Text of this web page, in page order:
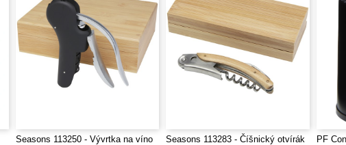
Seasons 113250 - Vývrtka na víno
Seasons 113283 - Číšnický otvírák
PF